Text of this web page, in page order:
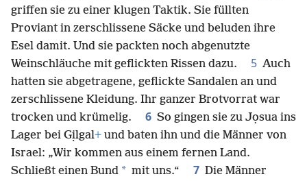
griffen sie zu einer klugen Taktik. Sie füllten
Proviant in zerschlissene Säcke und beluden ihre
Esel damit. Und sie packten noch abgenutzte
Weinschläuche mit geflickten Rissen dazu.
5 Auch
hatten sie abgetragene, geflickte Sandalen an und
zerschlissene Kleidung. Ihr ganzer Brotvorrat war
trocken und krümelig.
6 So gingen sie zu Jọsua ins
Lager bei Gịlgal+ und baten ihn und die Männer von
Israel: „Wir kommen aus einem fernen Land.
Schließt einen Bund * mit uns.“ 7 Die Männer